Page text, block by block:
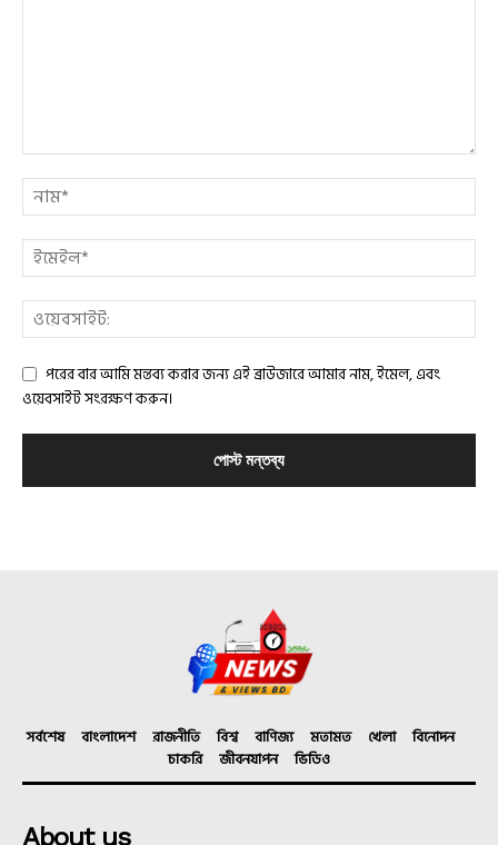
পরের বার আমি মন্তব্য করার জন্য এই ব্রাউজারে আমার নাম, ইমেল, এবং
ওয়েবসাইট সংরক্ষণ করুন।
সর্বশেষ বাংলাদেশ রাজনীতি বিশ্ব বাণিজ্য মতামত খেলা
বিনোদন
চাকরি
জীবনযাপন ভিডিও
About us